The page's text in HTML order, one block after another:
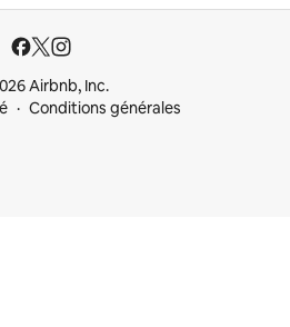
Airbnb, Inc.
Conditions générales